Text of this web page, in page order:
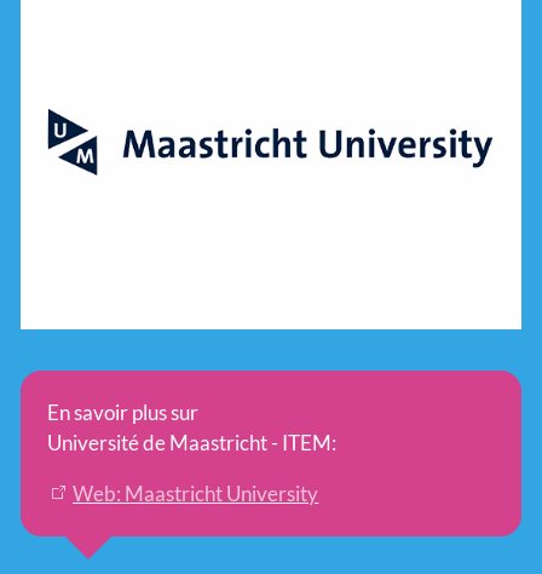
En savoir plus sur
Université de Maastricht - ITEM:
Web: Maastricht University